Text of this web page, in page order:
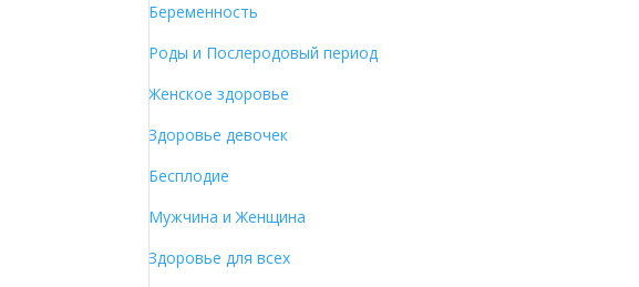
Беременность
Роды и Послеродовый период
Женское здоровье
Здоровье девочек
Бесплодие
Мужчина и Женщина
Здоровье для всех